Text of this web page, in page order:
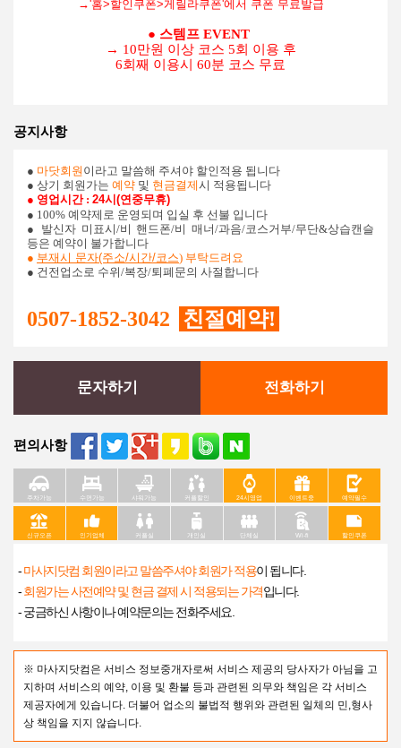
→'홈>할인쿠폰>게릴라쿠폰'에서 쿠폰 무료발급
● 스템프 EVENT
→ 10만원 이상 코스 5회 이용 후
6회째 이용시 60분 코스 무료
공지사항
● 마닷회원 이라고 말씀해 주셔야 할인적용 됩니다
● 상기 회원가는 예약 및 현금결제시 적용됩니다
● 영업시간 : 24시(연중무휴)
● 100% 예약제로 운영되며 입실 후 선불 입니다
● 발신자 미표시/비 핸드폰/비 매너/과음/코스거부/무단&상습캔슬
등은 예약이 불가합니다
● 부재시 문자(주소/시간/코스) 부탁드려요
● 건전업소로 수위/복장/퇴폐문의 사절합니다
0507-1852-3042 친절예약!
문자하기 전화하기
편의사항
주차가능 수면가능 샤워가능 커플할인 24시영업 이벤트중 예약필수
신규오픈 인기업체 커플실 개인실 단체실 Wi-fi 할인쿠폰
-마사지닷컴 회원이라고 말씀주셔야 회원가 적용이 됩니다.
-회원가는 사전예약 및 현금 결제 시 적용되는 가격입니다.
- 궁금하신 사항이나 예약문의는 전화주세요.
※ 마사지닷컴은 서비스 정보중개자로써 서비스 제공의 당사자가 아님을 고
지하며 서비스의 예약, 이용 및 환불 등과 관련된 의무와 책임은 각 서비스
제공자에게 있습니다. 더불어 업소의 불법적 행위와 관련된 일체의 민,형사
상 책임을 지지 않습니다.